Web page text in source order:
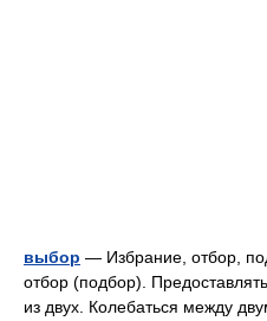
выбор — Избрание, отбор,
отбор (подбор).
из двух. Колебаться между